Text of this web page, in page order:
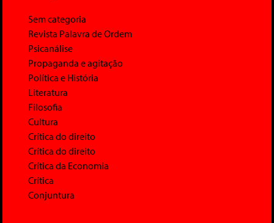
Sem categoria
Revista Palavra de Ordem
Psicanálise
Propaganda e agitação
Política e História
Literatura
Filosofia
Cultura
Crítica do direito
Crítica do direito
Crítica da Economia
Crítica
Conjuntura